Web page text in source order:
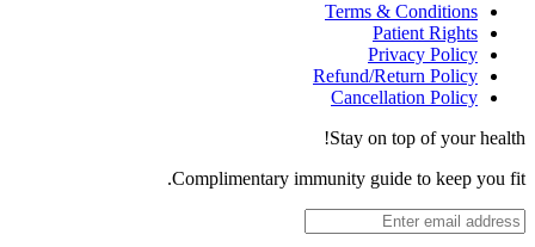
Terms & Conditions
Patient Rights
Privacy Policy
Refund/Return Policy
Cancellation Policy
Stay on top of your health!
Complimentary immunity guide to keep you fit.